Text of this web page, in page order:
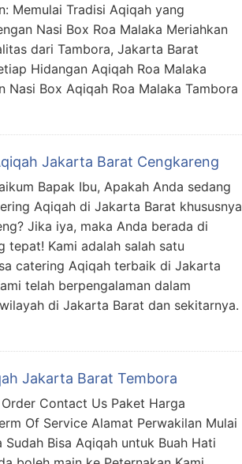
Memulai Tradisi Aqiqah yang
Nasi Box Roa Malaka Meriahkan
dari Tambora, Jakarta Barat
Hidangan Aqiqah Roa Malaka
Nasi Box Aqiqah Roa Malaka Tambora
Jakarta Barat Cengkareng
Bapak Ibu, Apakah Anda sedang
Aqiqah di Jakarta Barat khususnya
Jika iya, maka Anda berada di
tepat! Kami adalah salah satu
catering Aqiqah terbaik di Jakarta
telah berpengalaman dalam
di Jakarta Barat dan sekitarnya.
Jakarta Barat Tembora
Contact Us Paket Harga
Of Service Alamat Perwakilan Mulai
Sudah Bisa Aqiqah untuk Buah Hati